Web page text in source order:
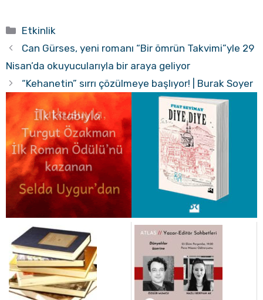
Kategoriler
Etkinlik
Can Gürses, yeni romanı “Bir ömrün Takvimi”yle 29
Nisan’da okuyucularıyla bir araya geliyor
“Kehanetin” sırrı çözülmeye başlıyor! | Burak Soyer